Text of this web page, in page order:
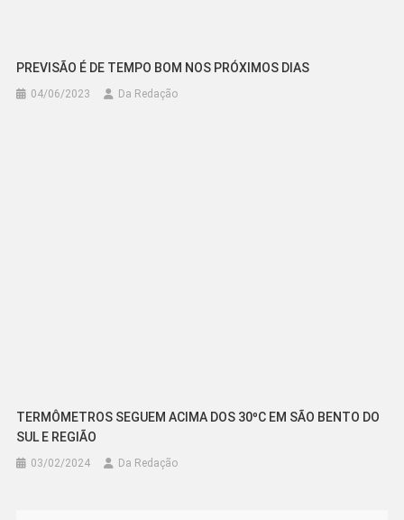
PREVISÃO É DE TEMPO BOM NOS PRÓXIMOS DIAS
04/06/2023 Da Redação
TERMÔMETROS SEGUEM ACIMA DOS 30ºC EM SÃO BENTO DO
SUL E REGIÃO
03/02/2024 Da Redação